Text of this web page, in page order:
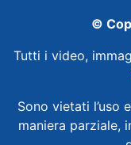
©
Tutti i video,
Sono vietati l’uso
maniera parziale,